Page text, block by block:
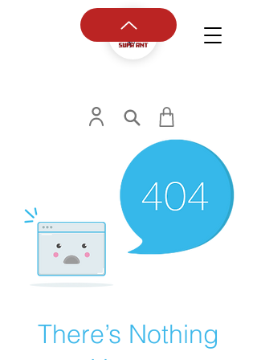
There’s Nothing